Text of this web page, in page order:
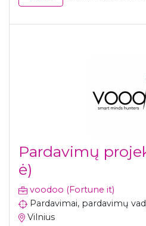
Pardavimų
ė)
voodoo (Fortune it)
Pardavimai, pardavimų
Vilnius